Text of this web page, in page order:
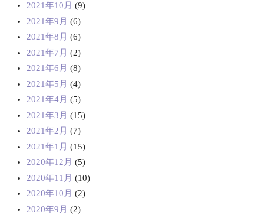
2021年10月 (9)
2021年9月 (6)
2021年8月 (6)
2021年7月 (2)
2021年6月 (8)
2021年5月 (4)
2021年4月 (5)
2021年3月 (15)
2021年2月 (7)
2021年1月 (15)
2020年12月 (5)
2020年11月 (10)
2020年10月 (2)
2020年9月 (2)